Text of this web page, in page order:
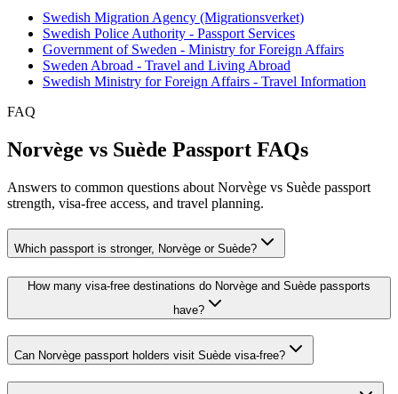
Swedish Migration Agency (Migrationsverket)
Swedish Police Authority - Passport Services
Government of Sweden - Ministry for Foreign Affairs
Sweden Abroad - Travel and Living Abroad
Swedish Ministry for Foreign Affairs - Travel Information
FAQ
Norvège vs Suède Passport FAQs
Answers to common questions about Norvège vs Suède passport
strength, visa-free access, and travel planning.
Which passport is stronger, Norvège or Suède?
How many visa-free destinations do Norvège and Suède passports
have?
Can Norvège passport holders visit Suède visa-free?